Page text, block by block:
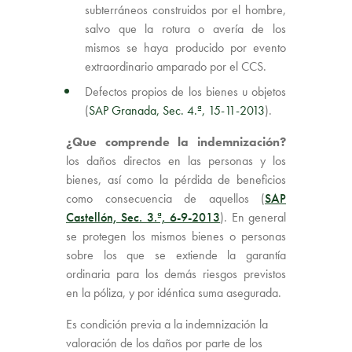
subterráneos construidos por el hombre,
salvo que la rotura o avería de los
mismos se haya producido por evento
extraordinario amparado por el CCS.
Defectos propios de los bienes u objetos
(SAP Granada, Sec. 4.ª, 15-11-2013).
¿Que comprende la indemnización?
los daños directos en las personas y los
bienes, así como la pérdida de beneficios
como consecuencia de aquellos (SAP
Castellón, Sec. 3.ª, 6-9-2013). En general
se protegen los mismos bienes o personas
sobre los que se extiende la garantía
ordinaria para los demás riesgos previstos
en la póliza, y por idéntica suma asegurada.
Es condición previa a la indemnización la
valoración de los daños por parte de los